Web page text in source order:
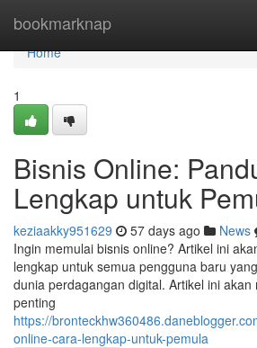
bookmarknap
Home
Home
1
Bisnis Online:
Lengkap untuk
keziaakky951629 57 days ago News
Ingin memulai bisnis online? Artikel ini
lengkap untuk semua pengguna baru
dunia perdagangan digital. Artikel ini akan
penting
https://
online-cara-lengkap-untuk-pemula